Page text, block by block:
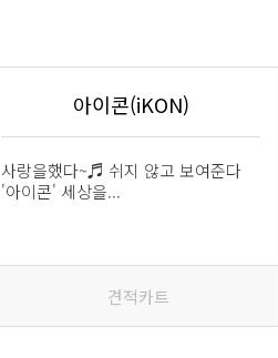
아이콘(iKON)
사랑을했다~♬ 쉬지 않고 보여준다
'아이콘' 세상을...
견적카트